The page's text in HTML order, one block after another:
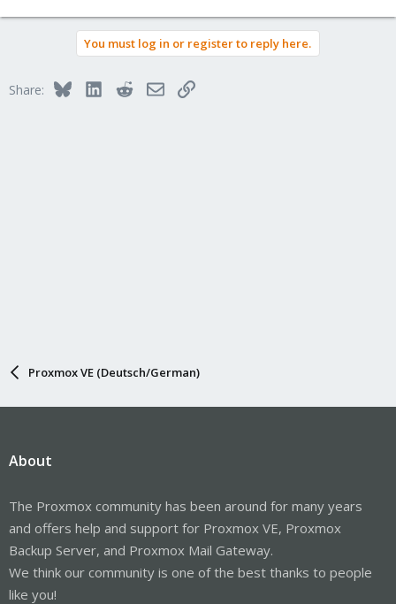
You must log in or register to reply here.
Share: BlueskyLinkedInRedditEmailLink
Proxmox VE (Deutsch/German)
About
The Proxmox community has been around for many years
and offers help and support for Proxmox VE, Proxmox
Backup Server, and Proxmox Mail Gateway.
We think our community is one of the best thanks to people
like you!